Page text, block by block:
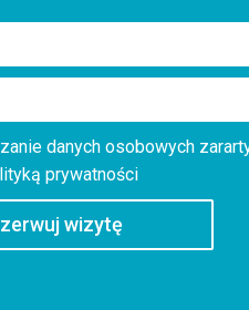
danych osobowych
prywatności
wizytę